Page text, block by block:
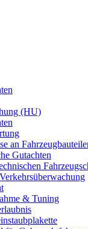
(HU)
an
Gutachten
& Tuning